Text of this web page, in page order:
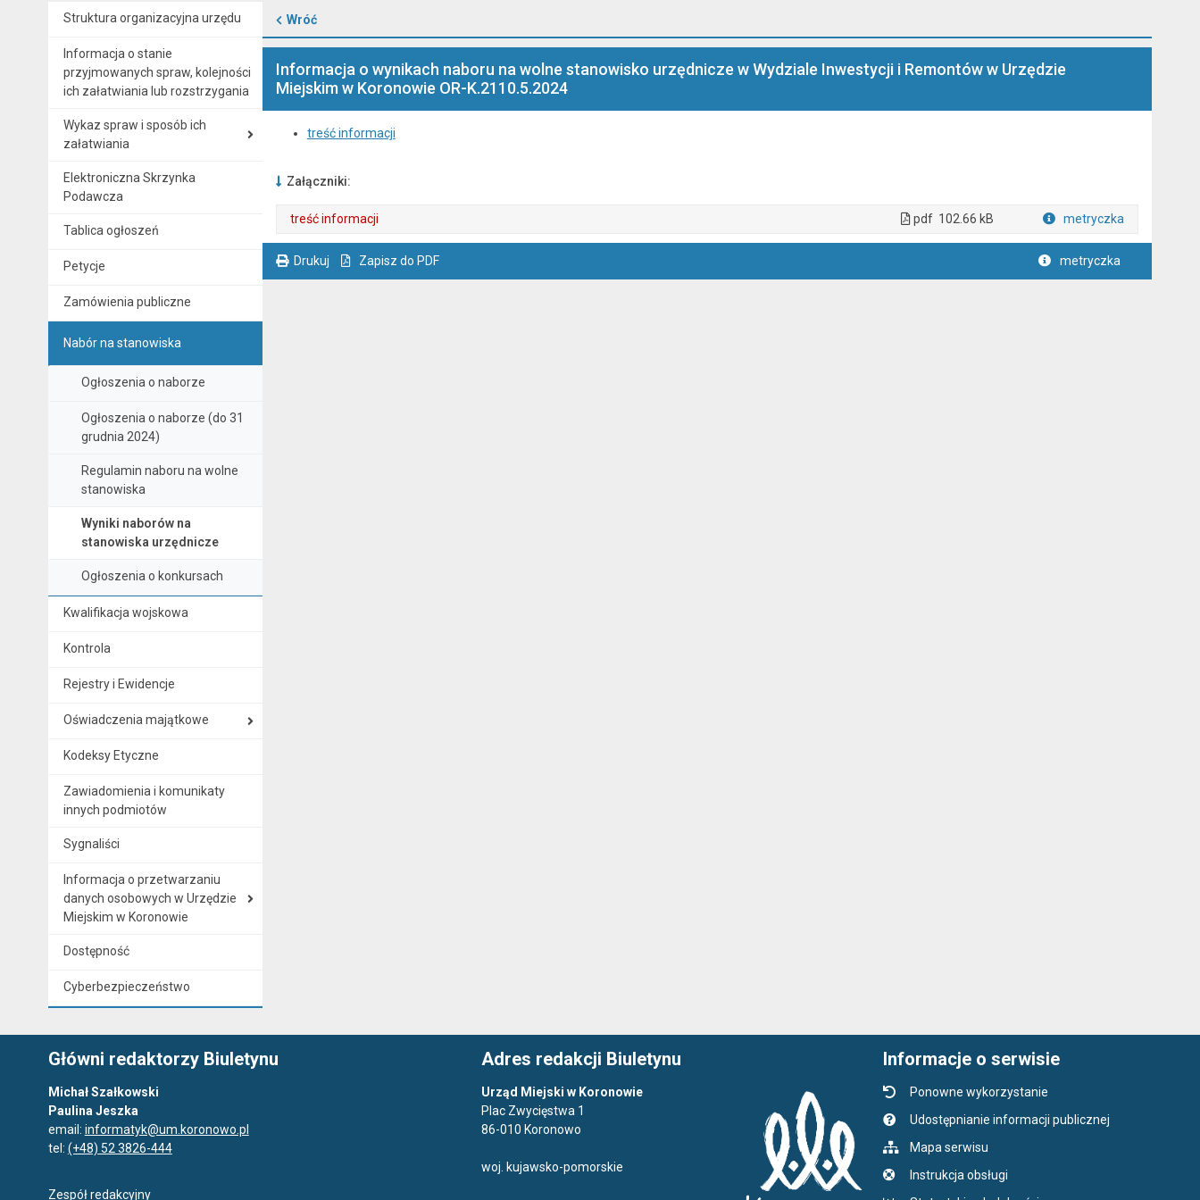
Struktura organizacyjna urzędu
Informacja o stanie
przyjmowanych spraw, kolejności
ich załatwiania lub rozstrzygania
Wykaz spraw i sposób ich
załatwiania
Elektroniczna Skrzynka
Podawcza
Tablica ogłoszeń
Petycje
Zamówienia publiczne
Nabór na stanowiska
Ogłoszenia o naborze
Ogłoszenia o naborze (do 31
grudnia 2024)
Regulamin naboru na wolne
stanowiska
Wyniki naborów na
stanowiska urzędnicze
Ogłoszenia o konkursach
Kwalifikacja wojskowa
Kontrola
Rejestry i Ewidencje
Oświadczenia majątkowe
Kodeksy Etyczne
Zawiadomienia i komunikaty
innych podmiotów
Sygnaliści
Informacja o przetwarzaniu
danych osobowych w Urzędzie
Miejskim w Koronowie
Dostępność
Cyberbezpieczeństwo
Wróć
Informacja o wynikach naboru na wolne stanowisko urzędnicze w Wydziale Inwestycji i Remontów w Urzędzie
Miejskim w Koronowie OR-K.2110.5.2024
treść informacji
Załączniki:
treść informacji pdf 102.66 kB metryczka
Drukuj Zapisz do PDF metryczka
Główni redaktorzy Biuletynu
Michał Szałkowski
Paulina Jeszka
email: informatyk@um.koronowo.pl
tel: (+48) 52 3826-444
Zespół redakcyjny
Adres redakcji Biuletynu
Urząd Miejski w Koronowie
Plac Zwycięstwa 1
86-010 Koronowo
woj. kujawsko-pomorskie
Informacje o serwisie
Ponowne wykorzystanie
Udostępnianie informacji publicznej
Mapa serwisu
Instrukcja obsługi